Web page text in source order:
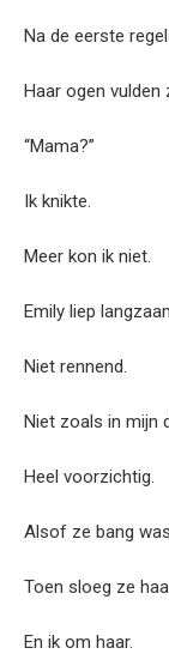
Na de eerste
Haar ogen vulden
“Mama?”
Ik knikte.
Meer kon ik niet.
Emily liep
Niet rennend.
Niet zoals in mijn
Heel voorzichtig.
Alsof ze bang
Toen sloeg ze
En ik om haar.